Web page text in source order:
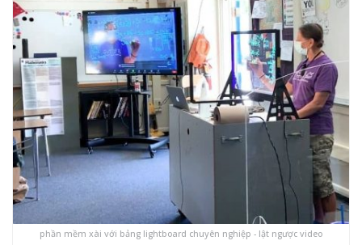
phần mềm xài với bảng lightboard chuyên nghiệp - lật ngược video